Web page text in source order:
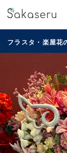
フラスタ・楽屋花